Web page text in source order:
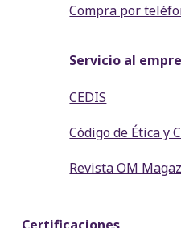
Compra por
Servicio al
CEDIS
Código de Ética y
Revista OM